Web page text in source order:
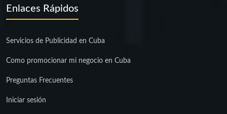
Enlaces Rápidos
Servicios de Publicidad en Cuba
Como promocionar mi negocio en Cuba
Preguntas Frecuentes
Iniciar sesión